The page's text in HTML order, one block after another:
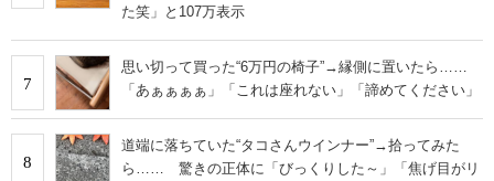
た笑」と107万表示
7
思い切って買った“6万円の椅子”→縁側に置いたら……
「あぁぁぁぁ」「これは座れない」「諦めてください」
8
道端に落ちていた“タコさんウインナー”→拾ってみた
ら…… 驚きの正体に「びっくりした～」「焦げ目がリ